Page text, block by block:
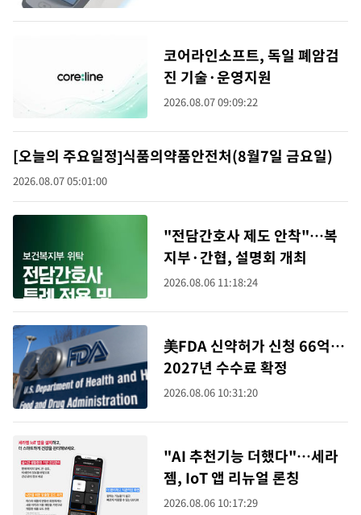
코어라인소프트, 독일 폐암검
진 기술·운영지원
2026.08.07 09:09:22
[오늘의 주요일정]식품의약품안전처(8월7일 금요일)
2026.08.07 05:01:00
"전담간호사 제도 안착"…복
지부·간협, 설명회 개최
2026.08.06 11:18:24
美FDA 신약허가 신청 66억…
2027년 수수료 확정
2026.08.06 10:31:20
"AI 추천기능 더했다"…세라
젬, IoT 앱 리뉴얼 론칭
2026.08.06 10:17:29